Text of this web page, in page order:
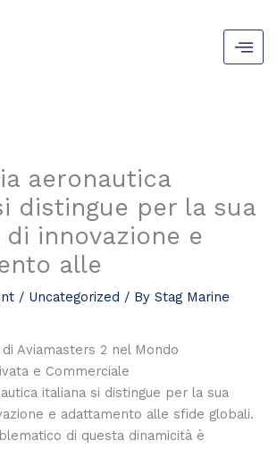
aeronautica
distingue per la sua
innovazione e
alle
/ Uncategorized / ByStag Marine
Aviamasters 2 nel Mondo
e Commerciale
italiana si distingue per la sua
e adattamento alle sfide globali.
di questa dinamicità è